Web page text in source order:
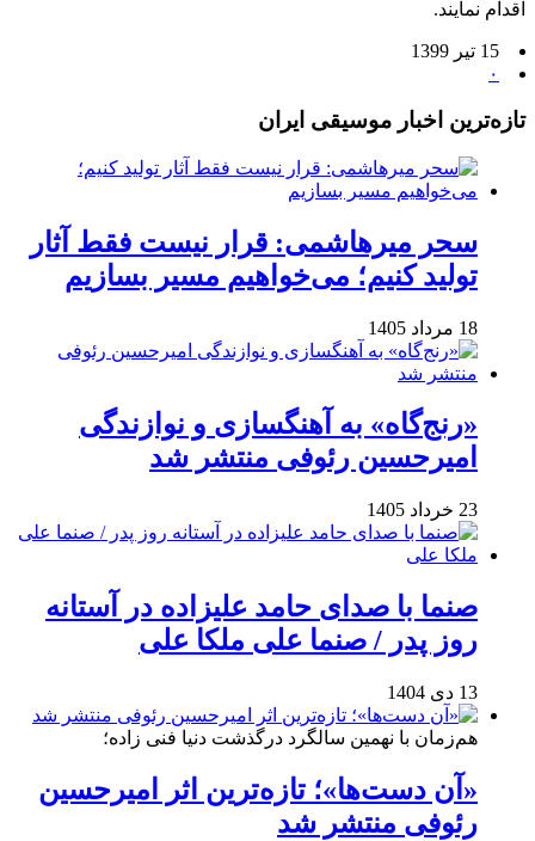
اقدام نمایند.
15 تیر 1399
۰
تازه‌ترین اخبار موسیقی ایران
سحر میرهاشمی: قرار نیست فقط آثار
تولید کنیم؛ می‌خواهیم مسیر بسازیم
18 مرداد 1405
«رنج‌گاه» به آهنگسازی و نوازندگی
امیرحسین رئوفی منتشر شد
23 خرداد 1405
صنما با صدای حامد علیزاده در آستانه
روز پدر / صنما علی ملکا علی
13 دی 1404
هم‌زمان با نهمین سالگرد درگذشت دنیا فنی زاده؛
«آن دست‌ها»؛ تازه‌ترین اثر امیرحسین
رئوفی منتشر شد